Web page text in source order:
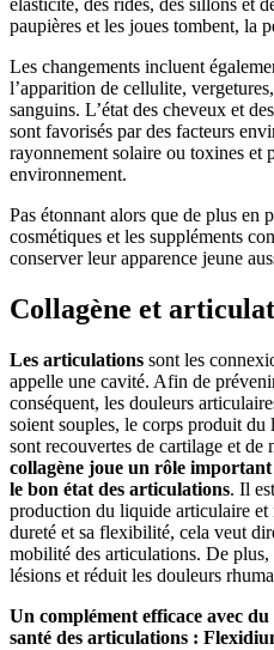
élasticité, des rides, des sillons et
paupières et les joues tombent, la
Les changements incluent
l’apparition de cellulite,
sanguins. L’état des cheveux et
sont favorisés par des facteurs
rayonnement solaire ou toxines et
environnement.
Pas étonnant alors que de plus en
cosmétiques et les suppléments
conserver leur apparence jeune
Collagène et
Les articulations sont les
appelle une cavité. Afin de
conséquent, les douleurs
soient souples, le corps produit du
sont recouvertes de cartilage et de
collagène joue un rôle
le bon état des articulations. Il
production du liquide articulaire et
dureté et sa flexibilité, cela veut
mobilité des articulations. De
lésions et réduit les douleurs
Un complément efficace avec
santé des articulations :